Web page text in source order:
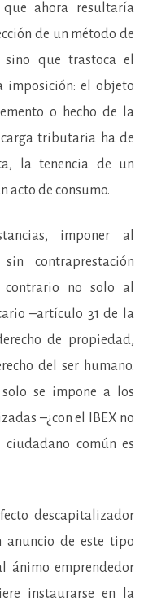
ahora resultaría
de un método de
sino que trastoca el
imposición: el objeto
o hecho de la
tributaria ha de
la tenencia de un
acto de consumo.
imponer al
contraprestación
no solo al
–artículo 31 de la
de propiedad,
del ser humano.
se impone a los
–¿con el IBEX no
ciudadano común es
descapitalizador
de este tipo
ánimo emprendedor
instaurarse en la